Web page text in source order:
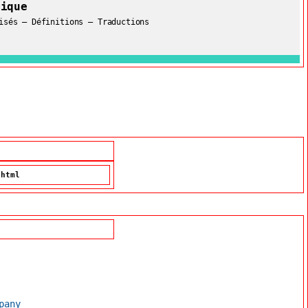
– Définitions – Traductions